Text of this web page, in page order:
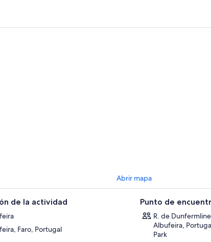
campo de 20 hoyos, con magníficas cascadas de fondo. Si nunca
y amigos.
Abrir mapa
de la actividad
Faro, Portugal
Punto de
R. de
Albufeira,
Park